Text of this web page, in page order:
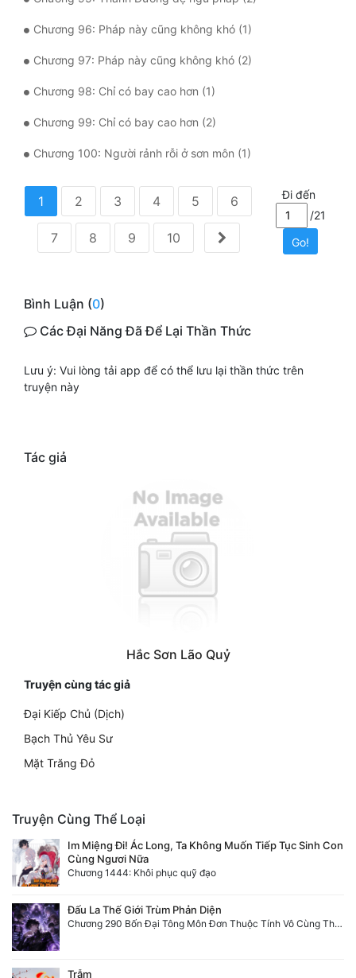
Chương 96: Pháp này cũng không khó (1)
Chương 97: Pháp này cũng không khó (2)
Chương 98: Chỉ có bay cao hơn (1)
Chương 99: Chỉ có bay cao hơn (2)
Chương 100: Người rảnh rỗi ở sơn môn (1)
1 2 3 4 5 6
7 8 9 10
Đi đến
/21
Go!
Bình Luận (0)
Các Đại Năng Đã Để Lại Thần Thức
Lưu ý: Vui lòng tải app để có thể lưu lại thần thức trên
truyện này
Tác giả
Hắc Sơn Lão Quỷ
Truyện cùng tác giả
Đại Kiếp Chủ (Dịch)
Bạch Thủ Yêu Sư
Mặt Trăng Đỏ
Truyện Cùng Thể Loại
Im Miệng Đi! Ác Long, Ta Không Muốn Tiếp Tục Sinh Con
Cùng Ngươi Nữa
Chương 1444: Khôi phục quỹ đạo
Đấu La Thế Giới Trùm Phản Diện
Chương 290 Bốn Đại Tông Môn Đơn Thuộc Tính Vô Cùng Thê Lương
Trẫm